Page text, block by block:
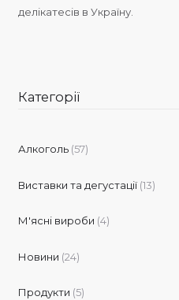
делікатесів в Україну.
Категорії
Алкоголь (57)
Виставки та дегустації (13)
М'ясні вироби (4)
Новини (24)
Продукти (5)